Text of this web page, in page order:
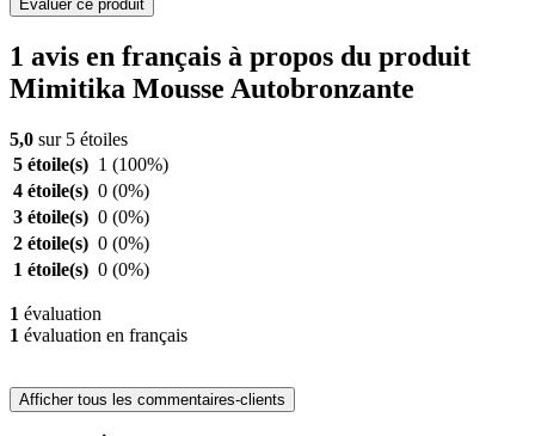
Evaluer ce produit
1 avis en français à propos du produit
Mimitika Mousse Autobronzante
5,0 sur 5 étoiles
5 étoile(s) 1 (100%)
4 étoile(s) 0 (0%)
3 étoile(s) 0 (0%)
2 étoile(s) 0 (0%)
1 étoile(s) 0 (0%)
1 évaluation
1 évaluation en français
Afficher tous les commentaires-clients